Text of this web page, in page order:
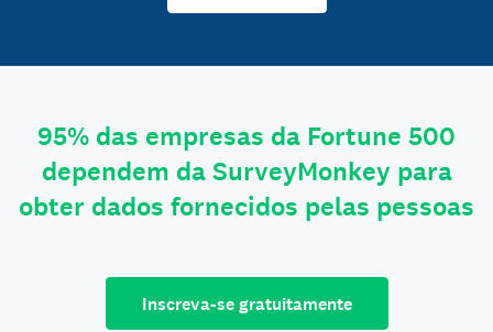
95% das empresas da Fortune 500
dependem da SurveyMonkey para
obter dados fornecidos pelas pessoas
Inscreva-se gratuitamente